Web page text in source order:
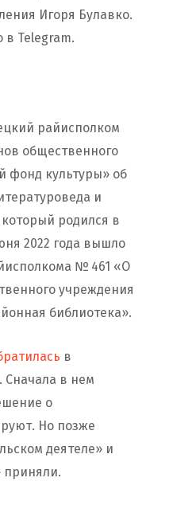
Игоря Булавко.
в Telegram.
райисполком
общественного
фонд культуры» об
и
родился в
2022 года вышло
№ 461 «О
учреждения
библиотека».
в
Сначала в нем
о
Но позже
деятеле» и
приняли.